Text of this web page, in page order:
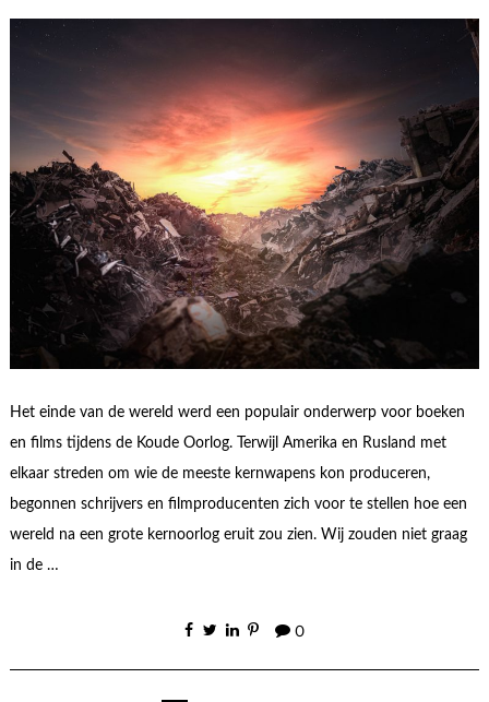
Het einde van de wereld werd een populair onderwerp voor boeken
en films tijdens de Koude Oorlog. Terwijl Amerika en Rusland met
elkaar streden om wie de meeste kernwapens kon produceren,
begonnen schrijvers en filmproducenten zich voor te stellen hoe een
wereld na een grote kernoorlog eruit zou zien. Wij zouden niet graag
in de …
0